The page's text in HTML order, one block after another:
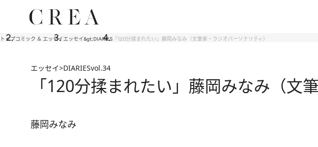
トップコミック ＆ エッセイエッセイ&gt;DIARIES 「120分揉まれたい」藤岡みなみ（文筆家・ラジオパーソナリティ）
エッセイ>DIARIESvol.34
「120分揉まれたい」藤岡みなみ（文
藤岡みなみ